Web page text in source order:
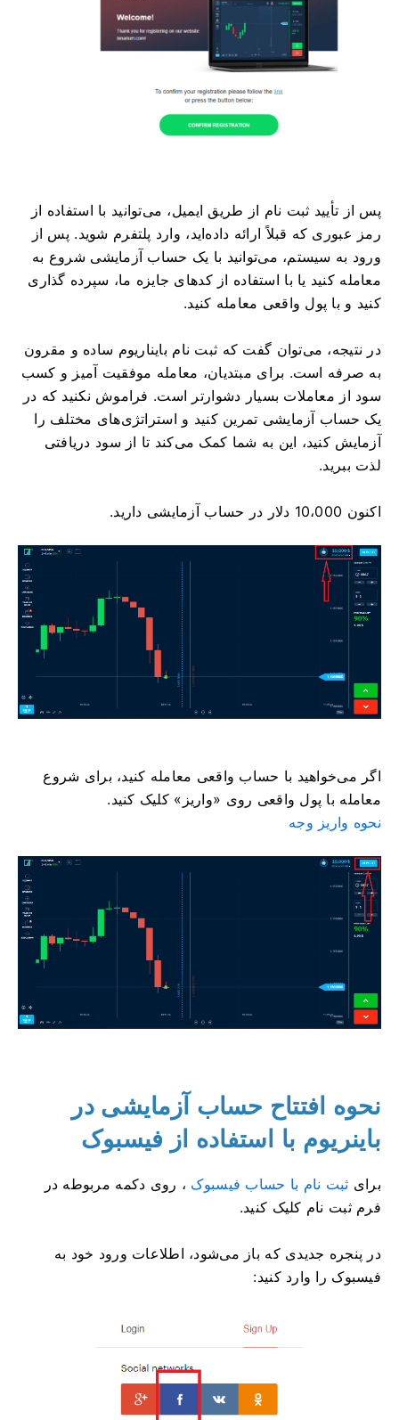
پس از تأیید ثبت نام از طریق ایمیل، می‌توانید با استفاده از
رمز عبوری که قبلاً ارائه داده‌اید، وارد پلتفرم شوید. پس از
ورود به سیستم، می‌توانید با یک حساب آزمایشی شروع به
معامله کنید یا با استفاده از کدهای جایزه ما، سپرده گذاری
کنید و با پول واقعی معامله کنید.
در نتیجه، می‌توان گفت که ثبت نام بایناریوم ساده و مقرون
به صرفه است. برای مبتدیان، معامله موفقیت آمیز و کسب
سود از معاملات بسیار دشوارتر است. فراموش نکنید که در
یک حساب آزمایشی تمرین کنید و استراتژی‌های مختلف را
آزمایش کنید، این به شما کمک می‌کند تا از سود دریافتی
لذت ببرید.
اکنون 10،000 دلار در حساب آزمایشی دارید.
اگر می‌خواهید با حساب واقعی معامله کنید، برای شروع
معامله با پول واقعی روی «واریز» کلیک کنید.
نحوه واریز وجه
نحوه افتتاح حساب آزمایشی در
باینریوم با استفاده از فیسبوک
برای ثبت نام با حساب فیسبوک ، روی دکمه مربوطه در
فرم ثبت نام کلیک کنید.
در پنجره جدیدی که باز می‌شود، اطلاعات ورود خود به
فیسبوک را وارد کنید: